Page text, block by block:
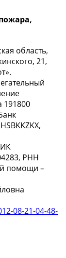
область,
21,
191800
РНН
помощи –
08-21-04-48-